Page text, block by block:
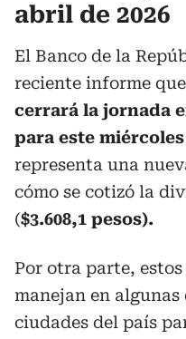
abril de 2026
El Banco de la
reciente informe que
cerrará la jornada
para este miércoles
representa una
cómo se cotizó la
($3.608,1 pesos).
Por otra parte,
manejan en
ciudades del país